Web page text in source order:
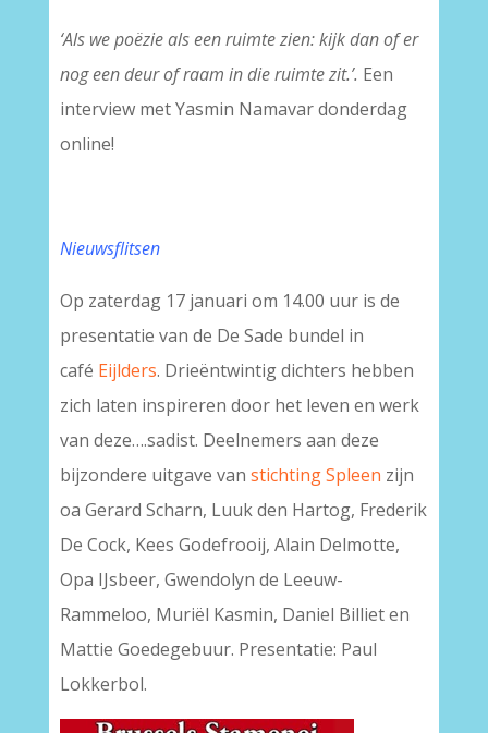
‘Als we poëzie als een ruimte zien: kijk dan of er
nog een deur of raam in die ruimte zit.’. Een
interview met Yasmin Namavar donderdag
online!
Nieuwsflitsen
Op zaterdag 17 januari om 14.00 uur is de
presentatie van de De Sade bundel in
café Eijlders. Drieëntwintig dichters hebben
zich laten inspireren door het leven en werk
van deze….sadist. Deelnemers aan deze
bijzondere uitgave van stichting Spleen zijn
oa Gerard Scharn, Luuk den Hartog, Frederik
De Cock, Kees Godefrooij, Alain Delmotte,
Opa IJsbeer, Gwendolyn de Leeuw-
Rammeloo, Muriël Kasmin, Daniel Billiet en
Mattie Goedegebuur. Presentatie: Paul
Lokkerbol.